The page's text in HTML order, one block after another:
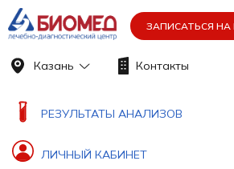
ЗАПИСАТЬСЯ НА
РЕЗУЛЬТАТЫ АНАЛИЗОВ
ЛИЧНЫЙ КАБИНЕТ
Казань Контакты